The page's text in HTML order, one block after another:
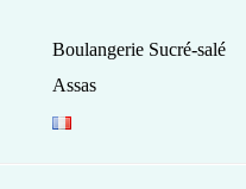
Boulangerie Sucré-salé
Assas